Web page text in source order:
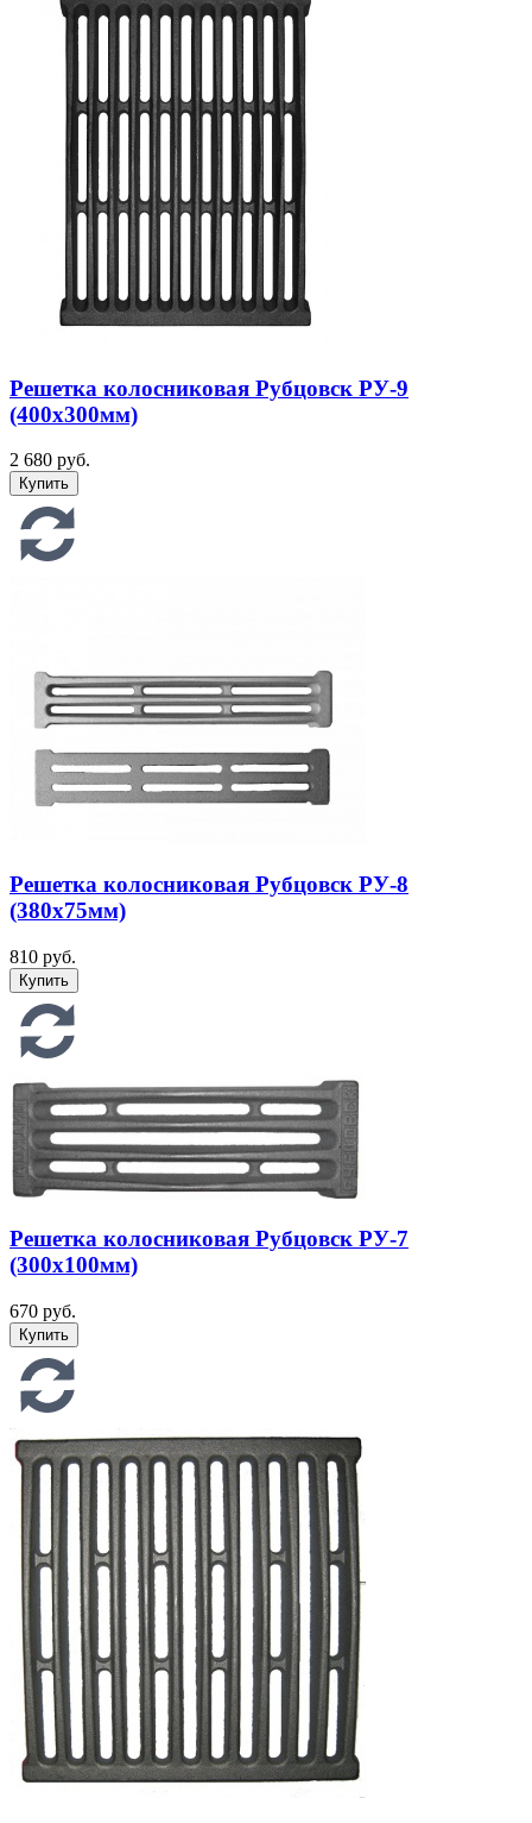
Решетка колосниковая Рубцовск РУ-9
(400х300мм)
2 680 руб.
Решетка колосниковая Рубцовск РУ-8
(380х75мм)
810 руб.
Решетка колосниковая Рубцовск РУ-7
(300х100мм)
670 руб.